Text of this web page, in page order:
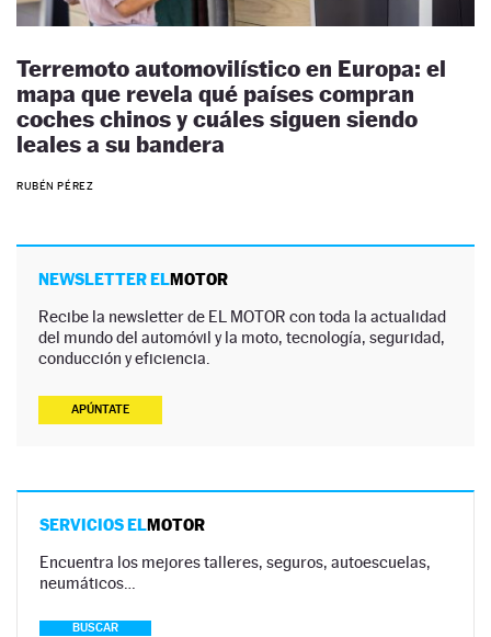
Terremoto automovilístico en Europa: el
mapa que revela qué países compran
coches chinos y cuáles siguen siendo
leales a su bandera
RUBÉN PÉREZ
NEWSLETTER ELMOTOR
Recibe la newsletter de EL MOTOR con toda la actualidad
del mundo del automóvil y la moto, tecnología, seguridad,
conducción y eficiencia.
APÚNTATE
SERVICIOS ELMOTOR
Encuentra los mejores talleres, seguros, autoescuelas,
neumáticos…
BUSCAR